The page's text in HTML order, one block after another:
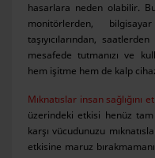
hasarlara neden olabilir.
monitörlerden,
taşıyıcılarından,
mesafede tutmanızı ve
hem işitme hem de kalp
Mıknatıslar insan sağlığını
üzerindeki etkisi henüz tam
karşı vücudunuzu
etkisine maruz